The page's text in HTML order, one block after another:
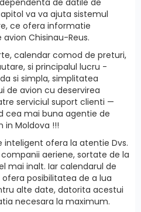
va va ajuta sistemul
ce ofera informatie
Chisinau-Reus.
calendar comod de preturi,
si principalul lucru -
si simpla, simplitatea
de avion cu deservirea
serviciul suport clienti —
cea mai buna agentie de
in Moldova !!!
ofera la atentie Dvs.
aeriene, sortate de la
mai inalt. Iar calendarul de
posibilitatea de a lua
alte date, datorita acestui
necesara la maximum.